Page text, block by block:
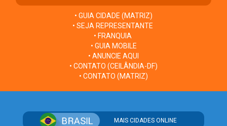
• GUIA CIDADE (MATRIZ)
• SEJA REPRESENTANTE
• FRANQUIA
• GUIA MOBILE
• ANUNCIE AQUI
• CONTATO (CEILÂNDIA-DF)
• CONTATO (MATRIZ)
MAIS CIDADES ONLINE